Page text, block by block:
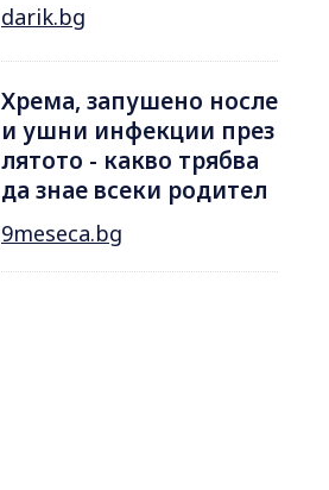
darik.bg
Хрема, запушено носле
и ушни инфекции през
лятотo - какво трябва
да знае всеки родител
9meseca.bg